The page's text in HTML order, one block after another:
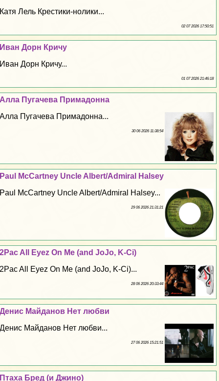
Катя Лель Крестики-нолики...
02 07 2026 17:50:51
Иван Дорн Кричу
Иван Дорн Кричу...
01 07 2026 21:46:18
Алла Пугачева Примадонна
Алла Пугачева Примадонна...
30 06 2026 11:38:54
Paul McCartney Uncle Albert/Admiral Halsey
Paul McCartney Uncle Albert/Admiral Halsey...
29 06 2026 21:31:21
2Pac All Eyez On Me (and JoJo, K-Ci)
2Pac All Eyez On Me (and JoJo, K-Ci)...
28 06 2026 20:33:44
Денис Майданов Нет любви
Денис Майданов Нет любви...
27 06 2026 15:21:51
Птаха Бред (и Джино)